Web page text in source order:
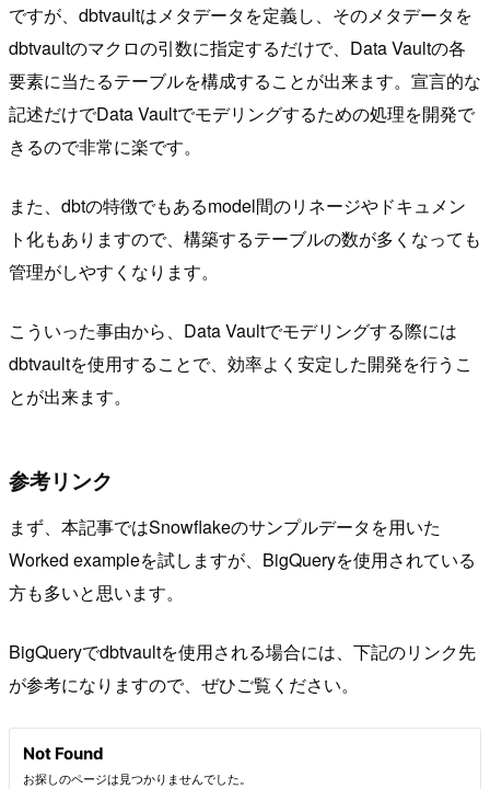
ですが、dbtvaultはメタデータを定義し、そのメタデータを
dbtvaultのマクロの引数に指定するだけで、Data Vaultの各
要素に当たるテーブルを構成することが出来ます。宣言的な
記述だけでData Vaultでモデリングするための処理を開発で
きるので非常に楽です。
また、dbtの特徴でもあるmodel間のリネージやドキュメン
ト化もありますので、構築するテーブルの数が多くなっても
管理がしやすくなります。
こういった事由から、Data Vaultでモデリングする際には
dbtvaultを使用することで、効率よく安定した開発を行うこ
とが出来ます。
参考リンク
まず、本記事ではSnowflakeのサンプルデータを用いた
Worked exampleを試しますが、BigQueryを使用されている
方も多いと思います。
BigQueryでdbtvaultを使用される場合には、下記のリンク先
が参考になりますので、ぜひご覧ください。